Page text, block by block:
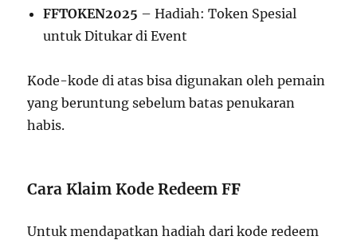
FFTOKEN2025 – Hadiah: Token Spesial
untuk Ditukar di Event
Kode-kode di atas bisa digunakan oleh pemain
yang beruntung sebelum batas penukaran
habis.
Cara Klaim Kode Redeem FF
Untuk mendapatkan hadiah dari kode redeem